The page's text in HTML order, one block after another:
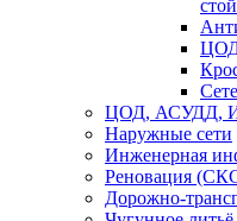
ЦОД
ЦОД, АСУДД,
Наружные сети
Инженерная
Реновация
Дорожно-